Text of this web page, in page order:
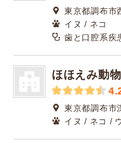
東京都調布市
イヌ / ネコ
歯と口腔系疾
ほほえみ動
東京都調布市
イヌ / ネコ /